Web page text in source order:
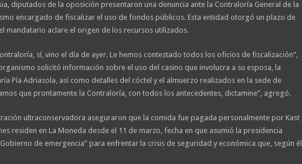
diputados de la oposición presentaron una denuncia ante la Contraloría General de la
encargado de fiscalizar el uso de fondos públicos. Esta entidad otorgó un plazo de
mandatario aclare el origen de los recursos utilizados.
sí, vino el día de ayer. Le hemos contestado todos los oficios de fiscalización”,
solicitó información sobre el uso del casino que involucra a su esposa, la
Pía Adriasola, así como detalles del cóctel y el almuerzo realizados en la sede de
que prontamente la Contraloría, con todos los antecedentes, dictamine”, agregó.
ultraconservadora aseguraron que la comida fue pagada personalmente por Kast
residen en La Moneda desde el 11 de marzo, fecha en que asumió la presidencia
de emergencia” para enfrentar la crisis de seguridad y económica que, según él,